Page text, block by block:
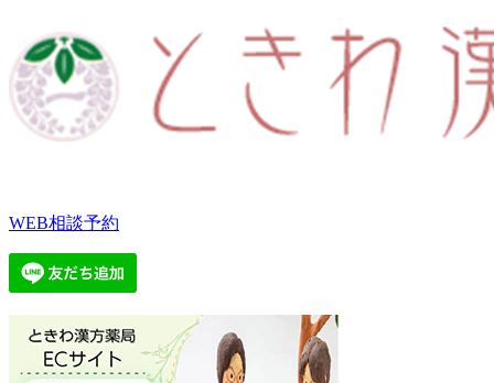
WEB相談予約